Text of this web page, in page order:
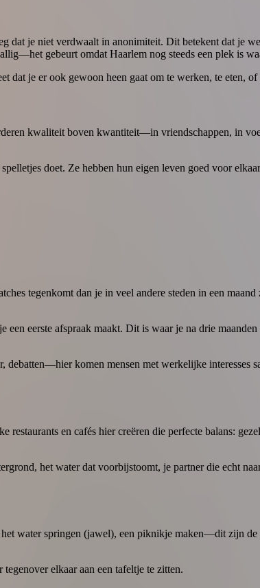
dat je niet verdwaalt in anonimiteit. Dit betekent dat je
gebeurt omdat Haarlem nog steeds een plek is
dat je er ook gewoon heen gaat om te werken, te eten,
kwaliteit boven kwantiteit—in vriendschappen, in
doet. Ze hebben hun eigen leven goed voor
tegenkomt dan je in veel andere steden in een
eerste afspraak maakt. Dit is waar je na drie
komen mensen met werkelijke interesses
restaurants en cafés hier creëren die perfecte balans:
het water dat voorbijstoomt, je partner die echt
water springen (jawel), een piknikje maken—dit zijn
elkaar aan een tafeltje te zitten.